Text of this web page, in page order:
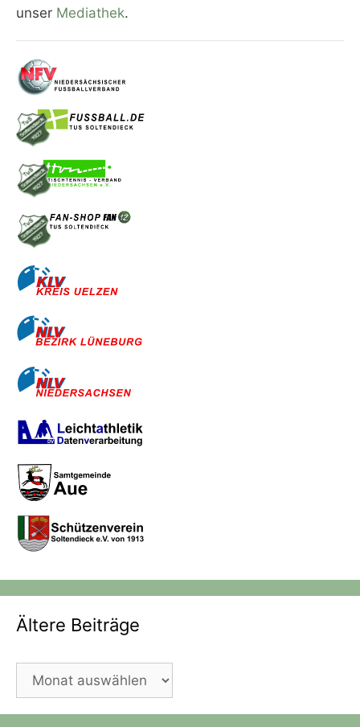
unser Mediathek.
Ältere Beiträge
Ältere
Beiträge